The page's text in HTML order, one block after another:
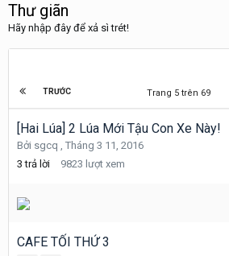
Thư giãn
Hãy nhập đây để xả sì trét!
TRƯỚC Trang 5 trên 69
[Hai Lúa] 2 Lúa Mới Tậu Con Xe Này!
Bởi sgcq , Tháng 3 11, 2016
3 trả lời 9823 lượt xem
CAFE TỐI THỨ 3